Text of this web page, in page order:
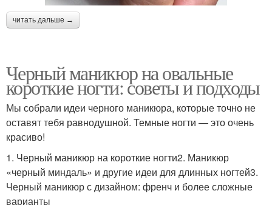
читать дальше →
Черный маникюр на овальные
короткие ногти: советы и подходы
Мы собрали идеи черного маникюра, которые точно не
оставят тебя равнодушной. Темные ногти — это очень
красиво!
1. Черный маникюр на короткие ногти2. Маникюр
«черный миндаль» и другие идеи для длинных ногтей3.
Черный маникюр с дизайном: френч и более сложные
варианты